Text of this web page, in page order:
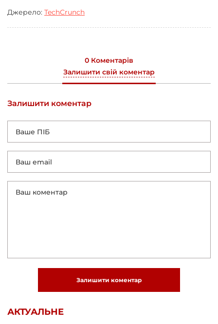
Джерело: TechCrunch
0 Коментарів
Залишити свій коментар
Залишити коментар
Залишити коментар
АКТУАЛЬНЕ